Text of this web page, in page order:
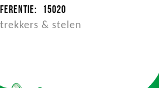
15020
& stelen